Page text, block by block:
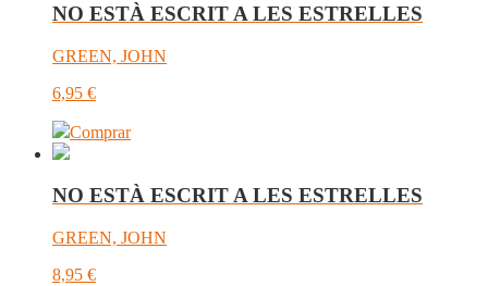
NO ESTÀ ESCRIT A LES ESTRELLES
GREEN, JOHN
6,95 €
Comprar
NO ESTÀ ESCRIT A LES ESTRELLES
GREEN, JOHN
8,95 €